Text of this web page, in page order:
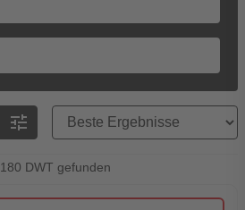
tune
DWT gefunden